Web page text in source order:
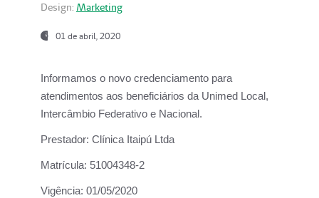
Design: Marketing
01 de abril, 2020
Informamos o novo credenciamento para
atendimentos aos beneficiários da Unimed Local,
Intercâmbio Federativo e Nacional.
Prestador: Clínica Itaipú Ltda
Matrícula: 51004348-2
Vigência: 01/05/2020